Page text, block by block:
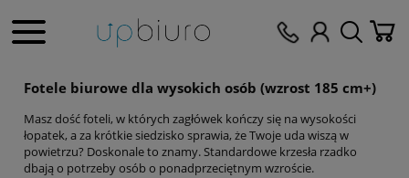
Fotele biurowe dla wysokich osób (wzrost 185 cm+)
Masz dość foteli, w których zagłówek kończy się na wysokości
łopatek, a za krótkie siedzisko sprawia, że Twoje uda wiszą w
powietrzu? Doskonale to znamy. Standardowe krzesła rzadko
dbają o potrzeby osób o ponadprzeciętnym wzroście.